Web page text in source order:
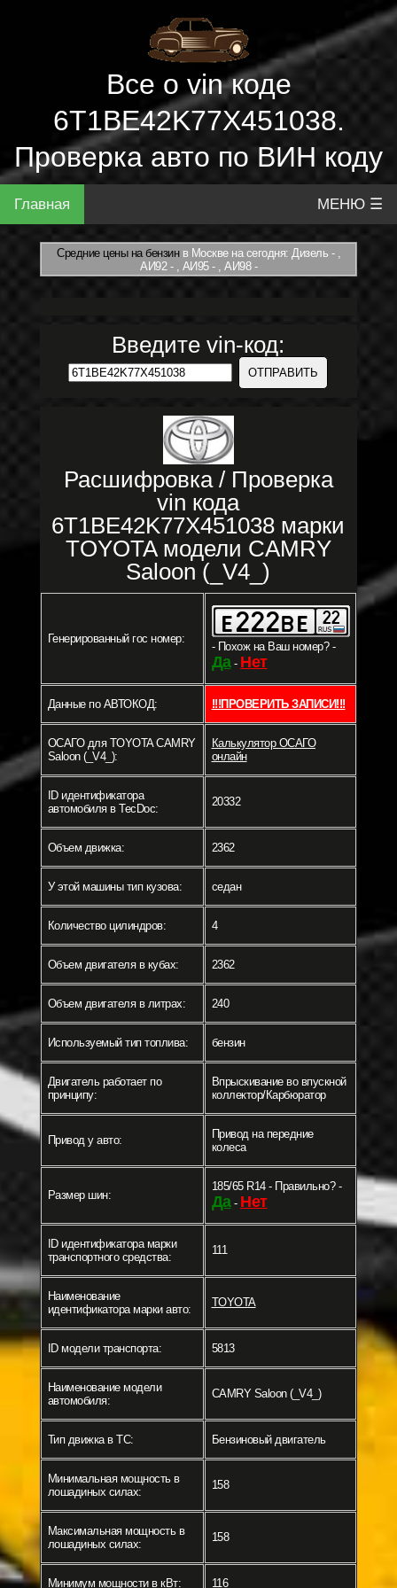
Все о vin коде
6T1BE42K77X451038.
Проверка авто по ВИН коду
Главная МЕНЮ ☰
Средние цены на бензинв Москве на сегодня: Дизель - ,
АИ92 - , АИ95 - , АИ98 -
Введите vin-код:
Расшифровка / Проверка
vin кода
6T1BE42K77X451038 марки
TOYOTA модели CAMRY
Saloon (_V4_)
Генерированный гос номер:
- Похож на Ваш номер? -
Да- Нет
Данные по АВТОКОД: !!!ПРОВЕРИТЬ ЗАПИСИ!!!
ОСАГО для TOYOTA CAMRY
Saloon (_V4_):
Калькулятор ОСАГО
онлайн
ID идентификатора
автомобиля в TecDoc:
20332
Объем движка: 2362
У этой машины тип кузова: седан
Количество цилиндров: 4
Объем двигателя в кубах: 2362
Объем двигателя в литрах: 240
Используемый тип топлива: бензин
Двигатель работает по
принципу:
Впрыскивание во впускной
коллектор/Карбюратор
Привод у авто:
Привод на передние
колеса
Размер шин:
185/65 R14 - Правильно? -
Да- Нет
ID идентификатора марки
транспортного средства:
111
Наименование
идентификатора марки авто:
TOYOTA
ID модели транспорта: 5813
Наименование модели
автомобиля:
CAMRY Saloon (_V4_)
Тип движка в ТС: Бензиновый двигатель
Минимальная мощность в
лошадиных силах:
158
Максимальная мощность в
лошадиных силах:
158
Минимум мощности в кВт: 116